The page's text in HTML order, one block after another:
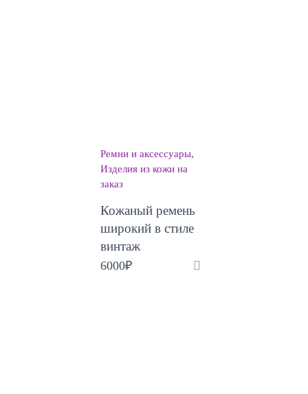
Ремни и аксессуары
Изделия из кожи на
заказ
Кожаный ремень
широкий в стиле
винтаж
6000₽